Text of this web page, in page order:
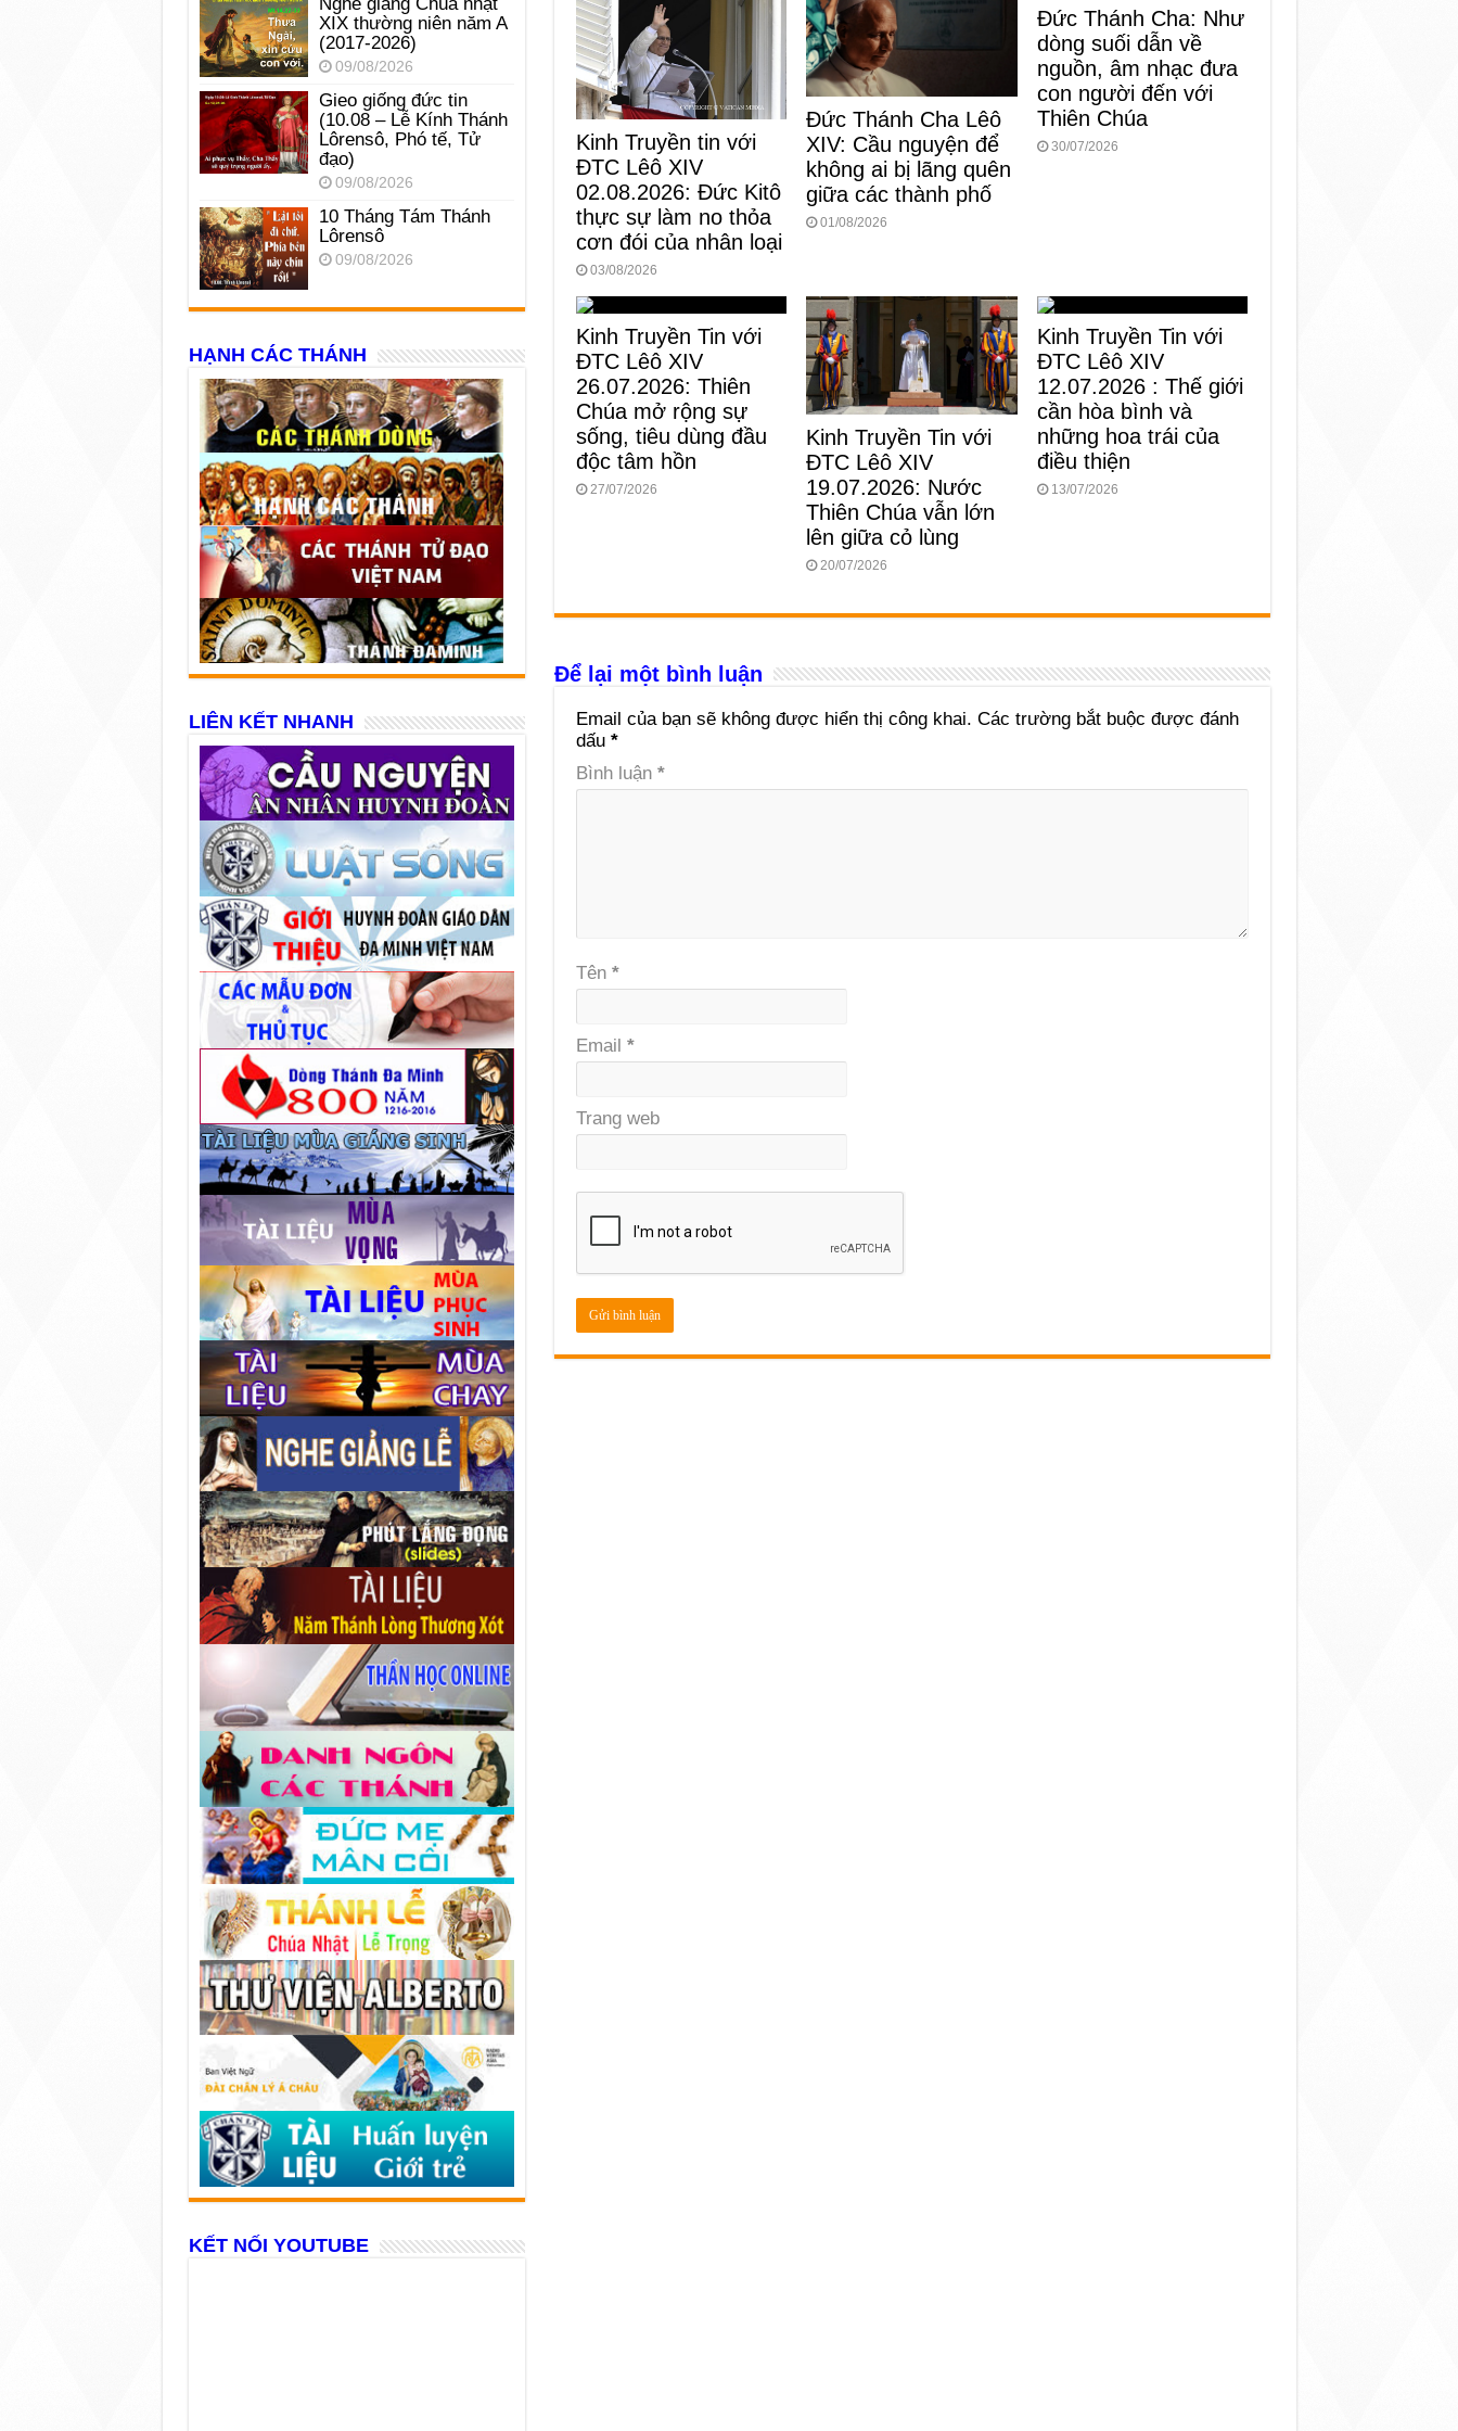
Kinh Truyền tin với
ĐTC Lêô XIV
02.08.2026: Đức Kitô
thực sự làm no thỏa
cơn đói của nhân loại
03/08/2026
Đức Thánh Cha Lêô
XIV: Cầu nguyện để
không ai bị lãng quên
giữa các thành phố
01/08/2026
Đức Thánh Cha: Như
dòng suối dẫn về
nguồn, âm nhạc đưa
con người đến với
Thiên Chúa
30/07/2026
Kinh Truyền Tin với
ĐTC Lêô XIV
26.07.2026: Thiên
Chúa mở rộng sự
sống, tiêu dùng đầu
độc tâm hồn
27/07/2026
Kinh Truyền Tin với
ĐTC Lêô XIV
19.07.2026: Nước
Thiên Chúa vẫn lớn
lên giữa cỏ lùng
20/07/2026
Kinh Truyền Tin với
ĐTC Lêô XIV
12.07.2026 : Thế giới
cần hòa bình và
những hoa trái của
điều thiện
13/07/2026
Để lại một bình luận
Email của bạn sẽ không được hiển thị công khai. Các trường bắt buộc được đánh
dấu *
Bình luận *
Tên *
Email *
Trang web
XIX thường niên năm A
(2017-2026)
09/08/2026
Gieo giống đức tin
(10.08 – Lễ Kính Thánh
Lôrensô, Phó tế, Tử
đạo)
09/08/2026
10 Tháng Tám Thánh
Lôrensô
09/08/2026
HẠNH CÁC THÁNH
LIÊN KẾT NHANH
KẾT NỐI YOUTUBE